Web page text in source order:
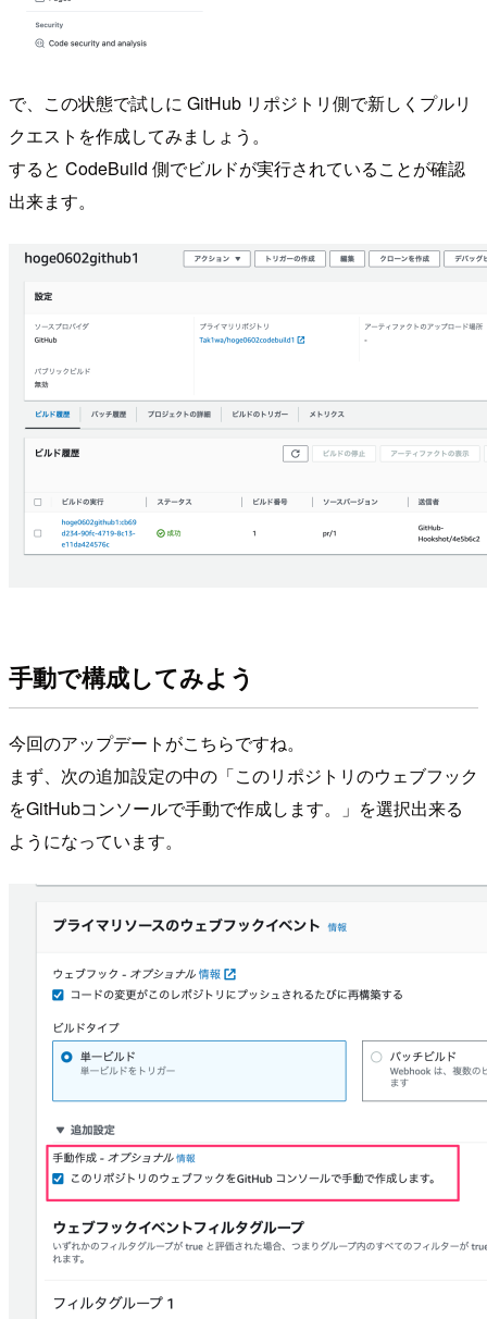
で、この状態で試しに GitHub リポジトリ側で新しくプルリ
クエストを作成してみましょう。
すると CodeBuild 側でビルドが実行されていることが確認
出来ます。
手動で構成してみよう
今回のアップデートがこちらですね。
まず、次の追加設定の中の「このリポジトリのウェブフック
をGitHubコンソールで手動で作成します。」を選択出来る
ようになっています。